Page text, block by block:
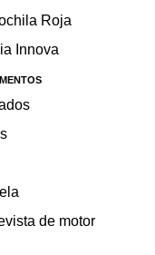
Roja
Innova
de motor